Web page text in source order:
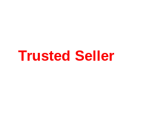
Trusted Seller